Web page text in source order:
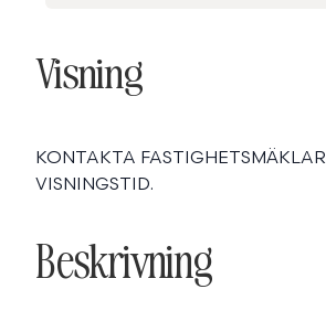
Visning
KONTAKTA
VISNINGSTID.
Beskrivning